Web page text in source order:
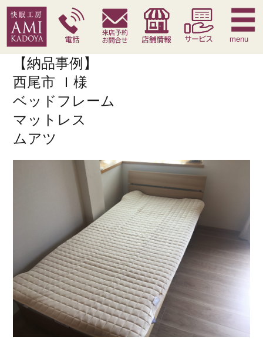
快眠枕 腰痛対策寝具 季節寝具 サービス
menu
【納品事例】
西尾市 Ｉ様
ベッドフレーム
マットレス
ムアツ